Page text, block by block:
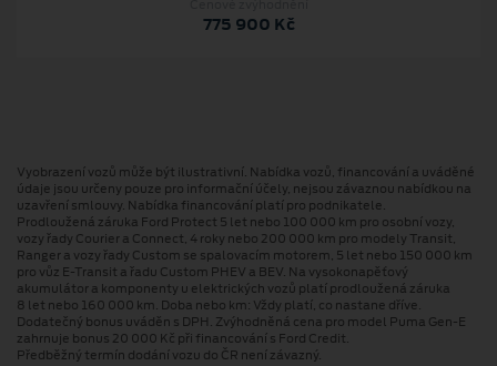
775 900 Kč
Vyobrazení vozů může být ilustrativní. Nabídka vozů, financování a uváděné
údaje jsou určeny pouze pro informační účely, nejsou závaznou nabídkou na
uzavření smlouvy. Nabídka financování platí pro podnikatele.
Prodloužená záruka Ford Protect 5 let nebo 100 000 km pro osobní vozy,
vozy řady Courier a Connect, 4 roky nebo 200 000 km pro modely Transit,
Ranger a vozy řady Custom se spalovacím motorem, 5 let nebo 150 000 km
pro vůz E-Transit a řadu Custom PHEV a BEV. Na vysokonapěťový
akumulátor a komponenty u elektrických vozů platí prodloužená záruka
8 let nebo 160 000 km. Doba nebo km: Vždy platí, co nastane dříve.
Dodatečný bonus uváděn s DPH. Zvýhodněná cena pro model Puma Gen⁠-⁠E
zahrnuje bonus 20 000 Kč při financování s Ford Credit.
Předběžný termín dodání vozu do ČR není závazný.